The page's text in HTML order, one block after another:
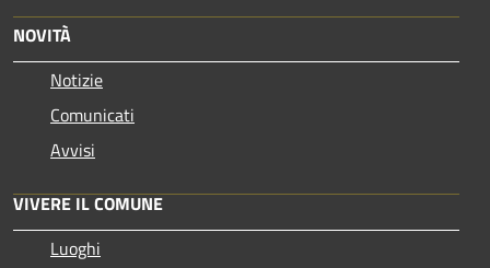
NOVITÀ
Notizie
Comunicati
Avvisi
VIVERE IL COMUNE
Luoghi